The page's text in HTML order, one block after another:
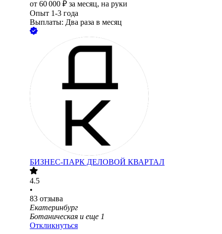
от 60 000 ₽ за месяц, на руки
Опыт 1-3 года
Выплаты: Два раза в месяц
БИЗНЕС-ПАРК ДЕЛОВОЙ КВАРТАЛ
4.5
•
83 отзыва
Екатеринбург
Ботаническая и еще 1
Откликнуться